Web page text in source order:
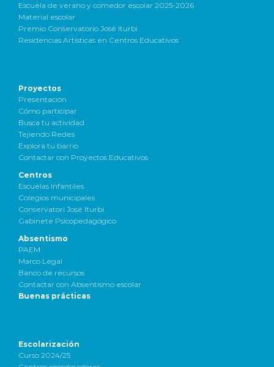
Escuela de verano y comedor escolar 2025-2026
Material escolar
Premio Conservatorio José Iturbi
Residencias Artísticas en Centros Educativos
Proyectos
Presentación
Cómo participar
Busca tu actividad
Tejiendo Redes
Explora tu barrio
Contactar con Proyectos Educativos
Centros
Escuelas Infantiles
Colegios municipales
Conservatori José Iturbi
Gabinete Psicopedagógico
Absentismo
PAEM
Marco Legal
Banco de recursos
Contactar con Absentismo escolar
Buenas prácticas
Escolarización
Curso 2024/25